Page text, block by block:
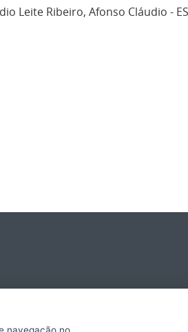
Leite Ribeiro, Afonso Cláudio - ES